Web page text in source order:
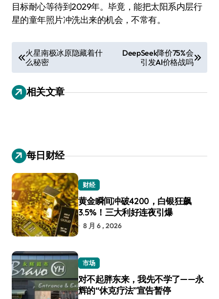
目标耐心等待到2029年。毕竟，能把太阳系内层行
星的童年照片冲洗出来的机会，不常有。
章
导
航
火星南极冰原隐藏着什
么秘密
DeepSeek降价75%会
引发AI价格战吗
相关文章
每日财经
财经
黄金瞬间冲破4200，白银狂飙
3.5%！三大利好连夜引爆
8 月 6 , 2026
市场
对不起胖东来，我先不学了——永
辉的“休克疗法”宣告暂停